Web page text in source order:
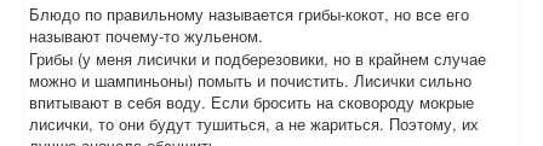
Блюдо по правильному называется грибы-кокот, но все его
называют почему-то жульеном.
Грибы (у меня лисички и подберезовики, но в крайнем случае
можно и шампиньоны) помыть и почистить. Лисички сильно
впитывают в себя воду. Если бросить на сковороду мокрые
лисички, то они будут тушиться, а не жариться. Поэтому, их